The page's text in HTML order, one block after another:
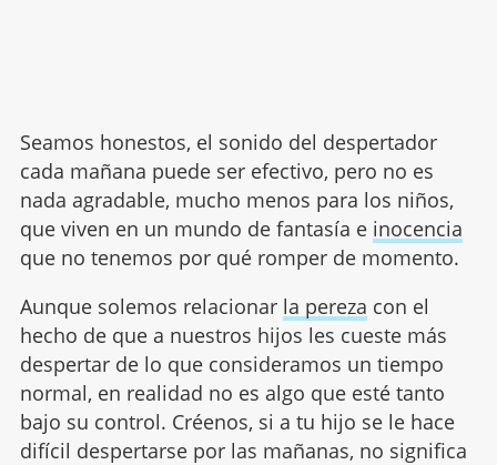
Seamos honestos, el sonido del despertador
cada mañana puede ser efectivo, pero no es
nada agradable, mucho menos para los niños,
que viven en un mundo de fantasía e inocencia
que no tenemos por qué romper de momento.
Aunque solemos relacionar la pereza con el
hecho de que a nuestros hijos les cueste más
despertar de lo que consideramos un tiempo
normal, en realidad no es algo que esté tanto
bajo su control. Créenos, si a tu hijo se le hace
difícil despertarse por las mañanas, no significa